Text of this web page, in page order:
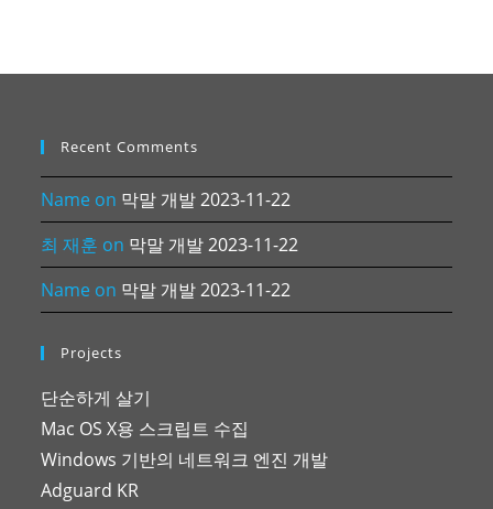
Recent Comments
Name on 막말 개발 2023-11-22
최 재훈 on 막말 개발 2023-11-22
Name on 막말 개발 2023-11-22
Projects
단순하게 살기
Mac OS X용 스크립트 수집
Windows 기반의 네트워크 엔진 개발
Adguard KR